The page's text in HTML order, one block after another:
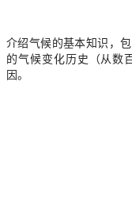
介绍气候的基本知识，
的气候变化历史（从数
因。